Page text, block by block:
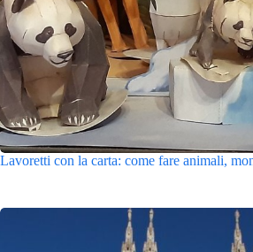
Lavoretti con la carta: come fare animali,